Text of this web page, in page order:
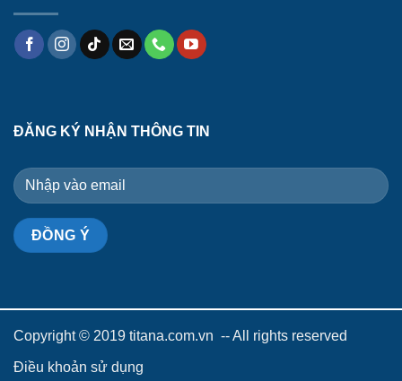
ĐĂNG KÝ NHẬN THÔNG TIN
Copyright © 2019 titana.com.vn -- All rights reserved
Điều khoản sử dụng